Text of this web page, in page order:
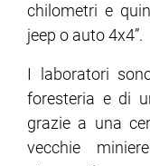
chilometri e
jeep o auto 4x4”.
I laboratori
foresteria e di
grazie a una
vecchie